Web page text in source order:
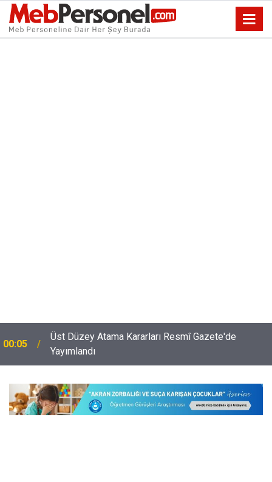
23:54
Çocuğu Olan Öğretmenlere Sene Başı Seminerleri
İçin Kötü Haber